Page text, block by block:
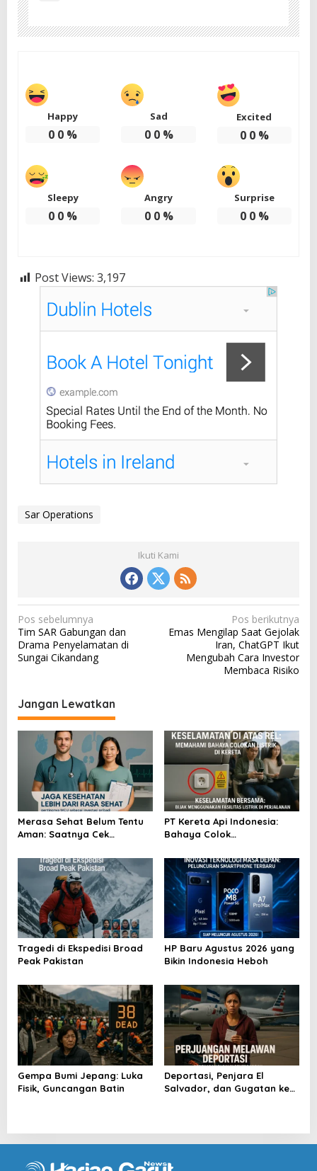
Happy
0 0 %
Sad
0 0%
Excited
0 0%
Sleepy
0 0 %
Angry
0 0%
Surprise
0 0%
Post Views: 3,197
Sar Operations
Ikuti Kami
N
a
v
g
a
s
s
Pos sebelumnya
Tim SAR Gabungan dan
Drama Penyelamatan di
Sungai Cikandang
Pos berikutnya
Emas Mengilap Saat Gejolak
Iran, ChatGPT Ikut
Mengubah Cara Investor
Membaca Risiko
Jangan Lewatkan
Merasa Sehat Belum Tentu
Aman: Saatnya Cek
PT Kereta Api Indonesia:
Bahaya Colok
Tragedi di Ekspedisi Broad
Peak Pakistan
HP Baru Agustus 2026 yang
Bikin Indonesia Heboh
Gempa Bumi Jepang: Luka
Fisik, Guncangan Batin
Deportasi, Penjara El
Salvador, dan Gugatan ke